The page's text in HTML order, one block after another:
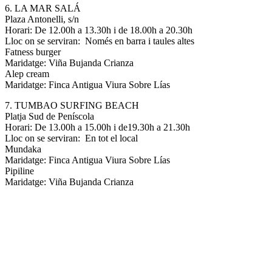
6. LA MAR SALÁ
Plaza Antonelli, s/n
Horari: De 12.00h a 13.30h i de 18.00h a 20.30h
Lloc on se serviran: Només en barra i taules altes
Fatness burger
Maridatge: Viña Bujanda Crianza
Alep cream
Maridatge: Finca Antigua Viura Sobre Lías
7. TUMBAO SURFING BEACH
Platja Sud de Peníscola
Horari: De 13.00h a 15.00h i de19.30h a 21.30h
Lloc on se serviran: En tot el local
Mundaka
Maridatge: Finca Antigua Viura Sobre Lías
Pipiline
Maridatge: Viña Bujanda Crianza